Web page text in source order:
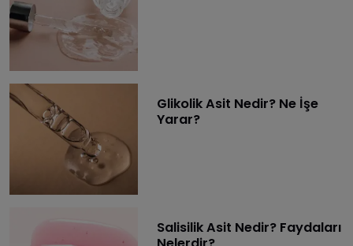
Glikolik Asit Nedir? Ne İşe
Yarar?
Salisilik Asit Nedir? Faydaları